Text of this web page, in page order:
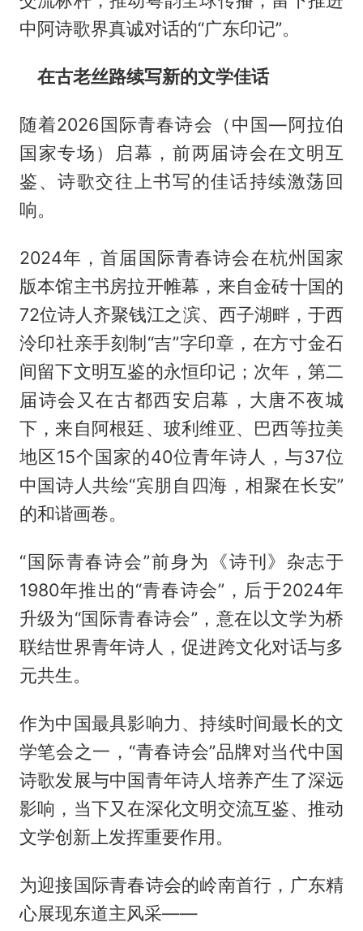
中阿诗歌界真诚对话的“广东印记”。
在古老丝路续写新的文学佳话
随着2026国际青春诗会（中国—阿拉伯
国家专场）启幕，前两届诗会在文明互
鉴、诗歌交往上书写的佳话持续激荡回
响。
2024年，首届国际青春诗会在杭州国家
版本馆主书房拉开帷幕，来自金砖十国的
72位诗人齐聚钱江之滨、西子湖畔，于西
泠印社亲手刻制“吉”字印章，在方寸金石
间留下文明互鉴的永恒印记；次年，第二
届诗会又在古都西安启幕，大唐不夜城
下，来自阿根廷、玻利维亚、巴西等拉美
地区15个国家的40位青年诗人，与37位
中国诗人共绘“宾朋自四海，相聚在长安”
的和谐画卷。
“国际青春诗会”前身为《诗刊》杂志于
1980年推出的“青春诗会”，后于2024年
升级为“国际青春诗会”，意在以文学为桥
联结世界青年诗人，促进跨文化对话与多
元共生。
作为中国最具影响力、持续时间最长的文
学笔会之一，“青春诗会”品牌对当代中国
诗歌发展与中国青年诗人培养产生了深远
影响，当下又在深化文明交流互鉴、推动
文学创新上发挥重要作用。
为迎接国际青春诗会的岭南首行，广东精
心展现东道主风采——